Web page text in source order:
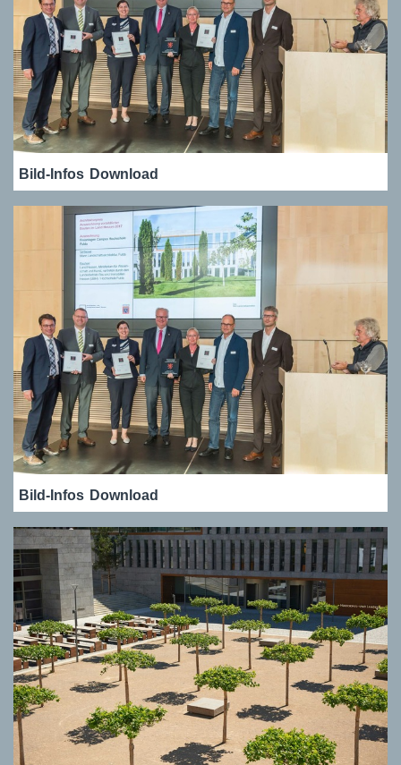
Bild-Infos Download
Bild-Infos Download